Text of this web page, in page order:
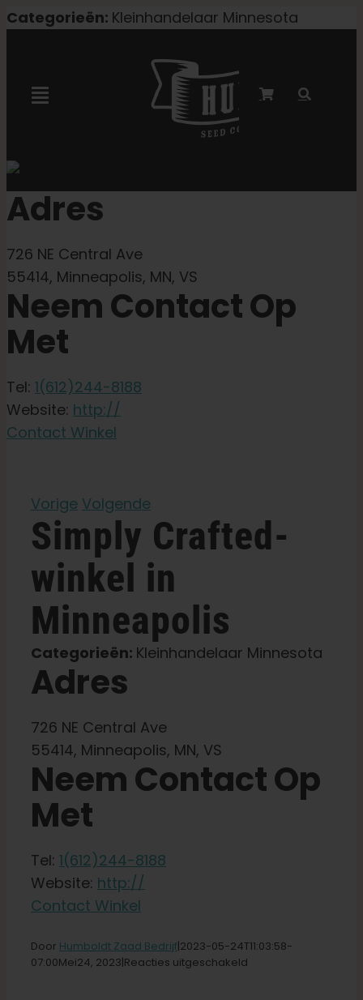
Overslaan
Categorieën: Kleinhandelaar Minnesota
Navigatie
Gefeminiseerde zaden
Autoflower zaden
Triploïde zaden
Leer
Over
Pheno jagen
Behoud van Caribische genetica
Neem contact op met
Winkel op
Adres
726 NE Central Ave
55414, Minneapolis, MN, VS
Neem Contact Op
Met
Tel: 1(612)244-8188
Website: http://
Contact Winkel
Vorige Volgende
Simply Crafted-
winkel in
Minneapolis
Categorieën: Kleinhandelaar Minnesota
Adres
726 NE Central Ave
55414, Minneapolis, MN, VS
Neem Contact Op
Met
Tel: 1(612)244-8188
Website: http://
Contact Winkel
Door Humboldt Zaad Bedrijf|2023-05-24T11:03:58-
07:00Mei24, 2023|Reacties uitgeschakeld